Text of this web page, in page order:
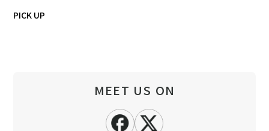
PICK UP
MEET US ON